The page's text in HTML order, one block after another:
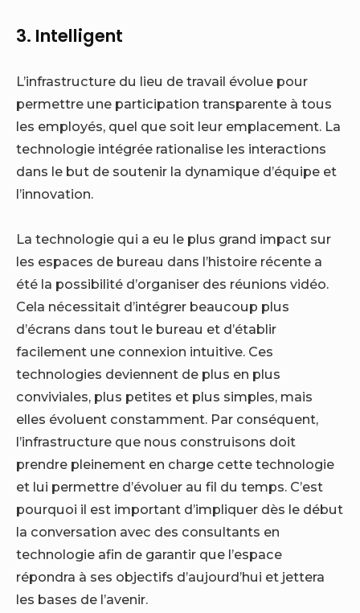
3. Intelligent
L’infrastructure du lieu de travail évolue pour
permettre une participation transparente à tous
les employés, quel que soit leur emplacement. La
technologie intégrée rationalise les interactions
dans le but de soutenir la dynamique d’équipe et
l’innovation.
La technologie qui a eu le plus grand impact sur
les espaces de bureau dans l’histoire récente a
été la possibilité d’organiser des réunions vidéo.
Cela nécessitait d’intégrer beaucoup plus
d’écrans dans tout le bureau et d’établir
facilement une connexion intuitive. Ces
technologies deviennent de plus en plus
conviviales, plus petites et plus simples, mais
elles évoluent constamment. Par conséquent,
l’infrastructure que nous construisons doit
prendre pleinement en charge cette technologie
et lui permettre d’évoluer au fil du temps. C’est
pourquoi il est important d’impliquer dès le début
la conversation avec des consultants en
technologie afin de garantir que l’espace
répondra à ses objectifs d’aujourd’hui et jettera
les bases de l’avenir.